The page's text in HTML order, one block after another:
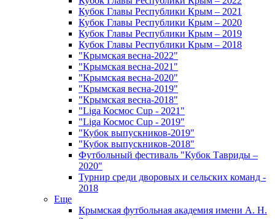
Кубок Главы Республики Крым – 2021
Кубок Главы Республики Крым – 2020
Кубок Главы Республики Крым – 2019
Кубок Главы Республики Крым – 2018
"Крымская весна-2022"
"Крымская весна-2021"
"Крымская весна-2020"
"Крымская весна-2019"
"Крымская весна-2018"
"Liga Космос Cup - 2021"
"Liga Космос Cup - 2019"
"Кубок выпускников-2019"
"Кубок выпускников-2018"
Футбольный фестиваль "Кубок Тавриды –
2020"
Турнир среди дворовых и сельских команд -
2018
Еще
Крымская футбольная академия имени А. Н.